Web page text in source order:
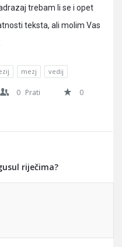
trebam li se i opet
teksta, ali molim Vas
mezj vedij
0 Prati
0
riječima?